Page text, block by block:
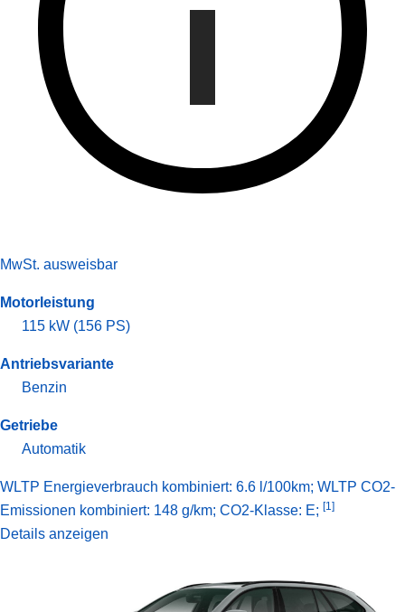
MwSt. ausweisbar
Motorleistung
115 kW (156 PS)
Antriebsvariante
Benzin
Getriebe
Automatik
WLTP Energieverbrauch kombiniert: 6.6 l/100km; WLTP CO2-
Emissionen kombiniert: 148 g/km; CO2-Klasse: E; [1]
Details anzeigen